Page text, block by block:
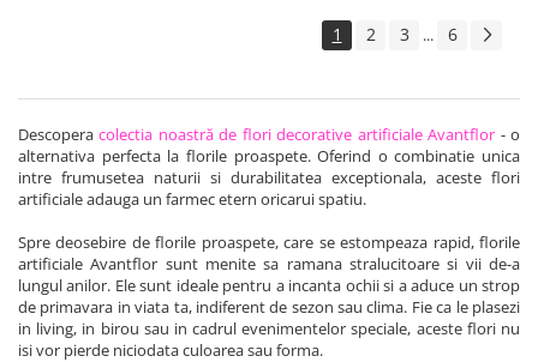
1 2 3 ... 6
Descopera colectia noastră de flori decorative artificiale Avantflor - o
alternativa perfecta la florile proaspete. Oferind o combinatie unica
intre frumusetea naturii si durabilitatea exceptionala, aceste flori
artificiale adauga un farmec etern oricarui spatiu.
Spre deosebire de florile proaspete, care se estompeaza rapid, florile
artificiale Avantflor sunt menite sa ramana stralucitoare si vii de-a
lungul anilor. Ele sunt ideale pentru a incanta ochii si a aduce un strop
de primavara in viata ta, indiferent de sezon sau clima. Fie ca le plasezi
in living, in birou sau in cadrul evenimentelor speciale, aceste flori nu
isi vor pierde niciodata culoarea sau forma.